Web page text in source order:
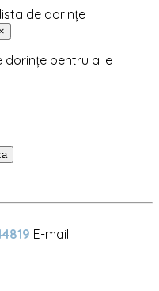
de dorințe
×
dorințe pentru a le
E-mail: